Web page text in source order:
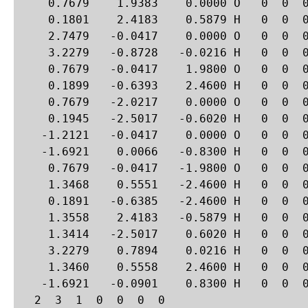
0.7679    1.9383    0.0000 O   0  0
0.1801    2.4183    0.5879 H   0  0
2.7479   -0.0417    0.0000 O   0  0
3.2279   -0.8728   -0.0216 H   0  0
0.7679   -0.0417    1.9800 O   0  0
0.1899   -0.6393    2.4600 H   0  0
0.7679   -2.0217    0.0000 O   0  0
0.1945   -2.5017   -0.6020 H   0  0
-1.2121   -0.0417    0.0000 O   0  0
-1.6921    0.0066   -0.8300 H   0  0
0.7679   -0.0417   -1.9800 O   0  0
1.3468    0.5551   -2.4600 H   0  0
0.1891   -0.6385   -2.4600 H   0  0
1.3558    2.4183   -0.5879 H   0  0
1.3414   -2.5017    0.6020 H   0  0
3.2279    0.7894    0.0216 H   0  0
1.3460    0.5558    2.4600 H   0  0
-1.6921   -0.0901    0.8300 H   0  0
  2  3  1  0  0  0  0